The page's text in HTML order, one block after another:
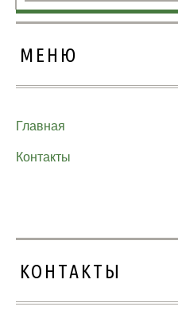
МЕНЮ
Главная
Контакты
КОНТАКТЫ